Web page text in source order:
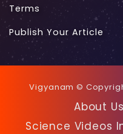
Terms
Publish Your Article
Vigyanam ©
About Us
Science Videos